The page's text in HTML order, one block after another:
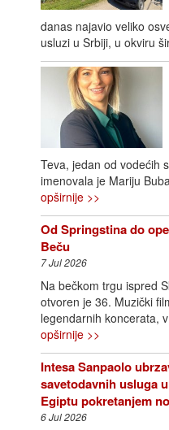
danas najavio veliko
usluzi u Srbiji, u okviru
Teva, jedan od vodećih
imenovala je Mariju
opširnije >>
Od Springstina do
Beču
7 Jul 2026
Na bečkom trgu ispred
otvoren je 36. Muzički
legendarnih koncerata,
opširnije >>
Intesa Sanpaolo
savetodavnih usluga
Egiptu pokretanjem
6 Jul 2026